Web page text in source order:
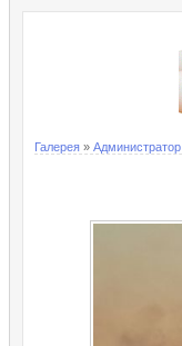
Галерея » Администратор